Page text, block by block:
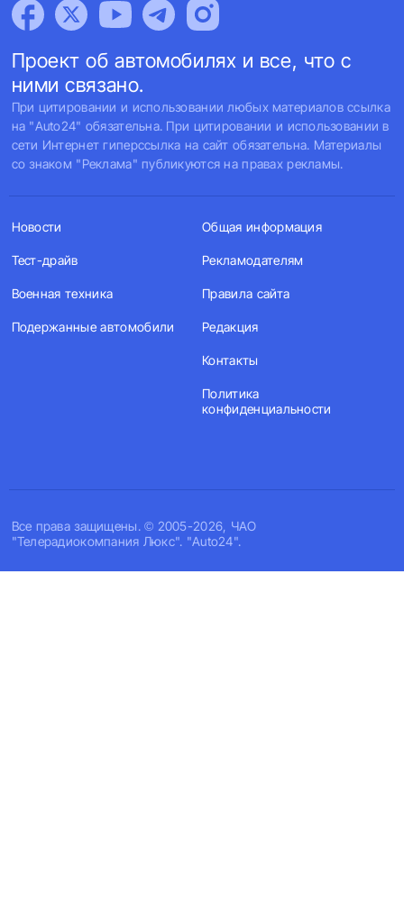
Проект об автомобилях и все, что с
ними связано.
При цитировании и использовании любых материалов ссылка
на "Auto24" обязательна. При цитировании и использовании в
сети Интернет гиперссылка на сайт обязательна. Материалы
со знаком "Реклама" публикуются на правах рекламы.
Все права защищены. © 2005-2026, ЧАО
"Телерадиокомпания Люкс". "Auto24".
Новости
Тест-драйв
Военная техника
Подержанные автомобили
Общая информация
Рекламодателям
Правила сайта
Редакция
Контакты
Политика
конфиденциальности